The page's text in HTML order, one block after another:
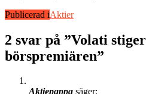
Publicerad iAktier
2 svar på ”Volati
börspremiären”
Aktiepappa säger: